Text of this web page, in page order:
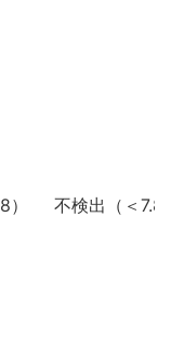
不検出（＜7.8